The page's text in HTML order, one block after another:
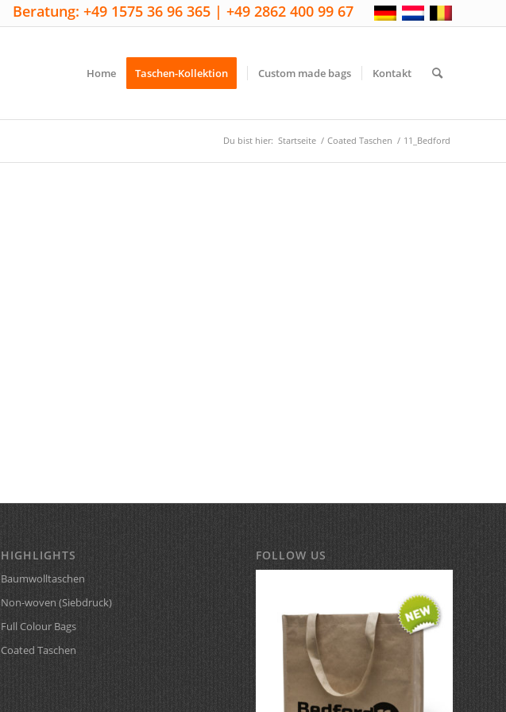
Beratung: +49 1575 36 96 365 | +49 2862 400 99 67
Home Taschen-Kollektion Custom made bags Kontakt
Du bist hier: Startseite / Coated Taschen / 11_Bedford
HIGHLIGHTS
Baumwolltaschen
Non-woven (Siebdruck)
Full Colour Bags
Coated Taschen
FOLLOW US